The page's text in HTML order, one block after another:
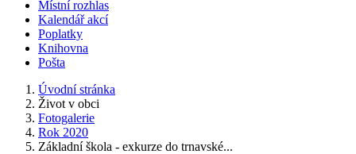
Místní rozhlas
Kalendář akcí
Poplatky
Knihovna
Pošta
Úvodní stránka
Život v obci
Fotogalerie
Rok 2020
Základní škola - exkurze do trnavské...